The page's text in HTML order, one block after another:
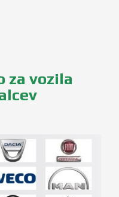
za vozila